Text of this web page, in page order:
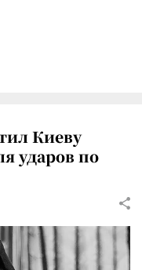
Киеву
ударов по